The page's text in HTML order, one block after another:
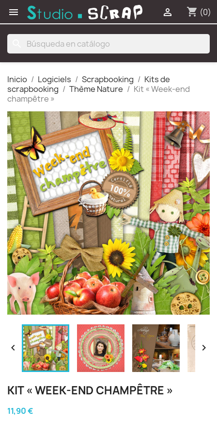
 shopping_cart (0)

Inicio Logiciels Scrapbooking
Kits de
scrapbooking
Thème Nature
Kit « Week-end
champêtre »
 
KIT « WEEK-END CHAMPÊTRE »
11,90 €